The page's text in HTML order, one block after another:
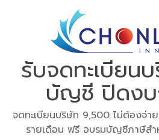
รับจดทะเบียน
บัญชี ปิดงบ
จดทะเบียนบริษัท 9,500 ไม่ต้องจ่า
รายเดือน ฟรี อบรมบัญชีภาษีสำ